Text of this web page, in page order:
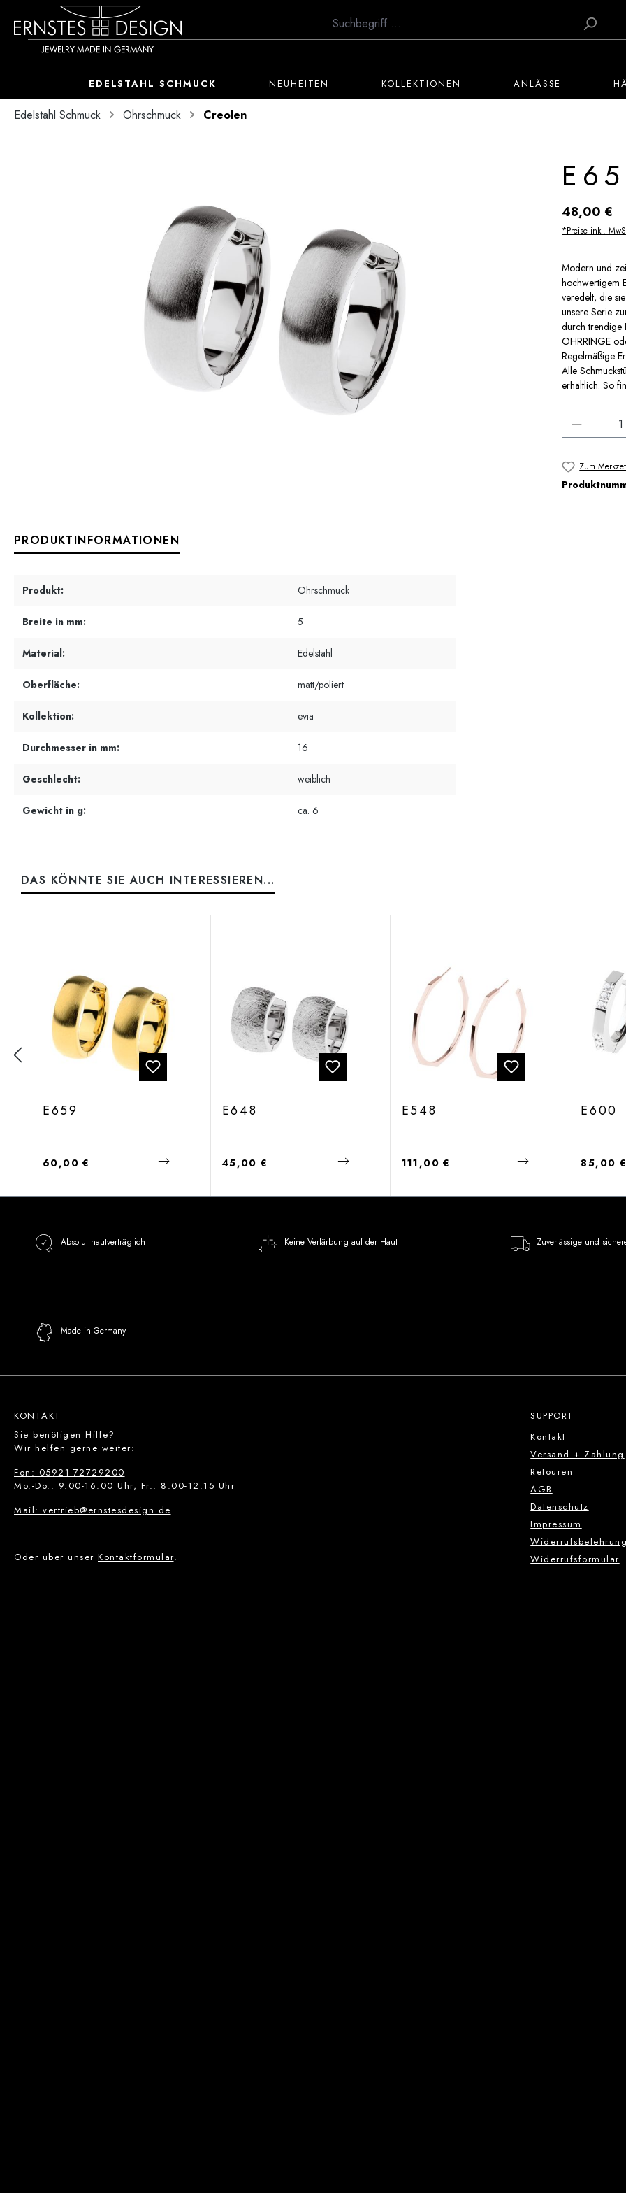
Hauptinhalt springen
Zur Suche springen
Zur Hauptnavigation springen
EDELSTAHL SCHMUCK NEUHEITEN KOLLEKTIONEN ANLÄSSE
Edelstahl Schmuck Ohrschmuck Creolen
Regulärer Preis:
48,00 €
*Preise inkl.
Modern und
hochwertigem
veredelt, die
unsere Serie
durch trendige
OHRRINGE
Regelmäßige
Alle
erhältlich. So
Zum
PRODUKTINFORMATIONEN
Produkt: Ohrschmuck
Breite in mm: 5
Material: Edelstahl
Oberfläche: matt/poliert
Kollektion: evia
Durchmesser in mm: 16
Geschlecht: weiblich
Gewicht in g: ca. 6
DAS KÖNNTE SIE AUCH INTERESSIEREN...
E659
Regulärer Preis:
60,00 €
E648
Regulärer Preis:
45,00 €
E548
Regulärer Preis:
111,00 €
E600
85,00 €
Absolut hautverträglich Keine Verfärbung auf der Haut Zuverlässige und
Made in Germany
KONTAKT
Sie benötigen Hilfe?
Wir helfen gerne weiter:
Fon: 05921-72729200
Mo.-Do.: 9.00-16.00 Uhr, Fr.: 8.00-12.15 Uhr
Mail: vertrieb@ernstesdesign.de
Oder über unser Kontaktformular.
SUPPORT
Kontakt
Versand + Zahlung
Retouren
AGB
Datenschutz
Impressum
Widerrufsbelehrung
Widerrufsformular